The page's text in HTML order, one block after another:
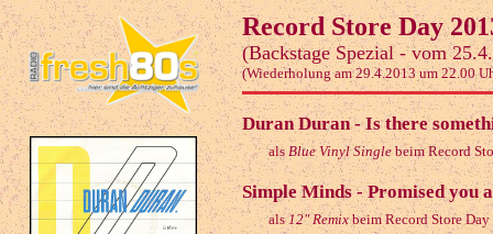
Record Store Day
(Backstage Spezial - vom
(Wiederholung am 29.4.2013 um 22.00
Duran Duran - Is there
als Blue Vinyl Single beim Record
Simple Minds - Promised you
als12" Remixbeim Record Store Day